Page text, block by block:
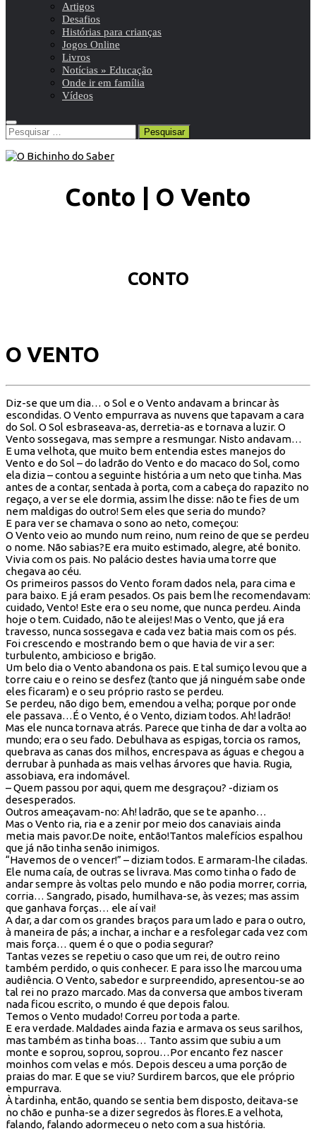
Artigos
Desafios
Histórias para crianças
Jogos Online
Livros
Notícias » Educação
Onde ir em família
Vídeos
Pesquisar
por:
Conto | O Vento
CONTO
O VENTO
Diz-se que um dia… o Sol e o Vento andavam a brincar às
escondidas. O Vento empurrava as nuvens que tapavam a cara
do Sol. O Sol esbraseava-as, derretia-as e tornava a luzir. O
Vento sossegava, mas sempre a resmungar. Nisto andavam…
E uma velhota, que muito bem entendia estes manejos do
Vento e do Sol – do ladrão do Vento e do macaco do Sol, como
ela dizia – contou a seguinte história a um neto que tinha. Mas
antes de a contar, sentada à porta, com a cabeça do rapazito no
regaço, a ver se ele dormia, assim lhe disse: não te fies de um
nem maldigas do outro! Sem eles que seria do mundo?
E para ver se chamava o sono ao neto, começou:
O Vento veio ao mundo num reino, num reino de que se perdeu
o nome. Não sabias?E era muito estimado, alegre, até bonito.
Vivia com os pais. No palácio destes havia uma torre que
chegava ao céu.
Os primeiros passos do Vento foram dados nela, para cima e
para baixo. E já eram pesados. Os pais bem lhe recomendavam:
cuidado, Vento! Este era o seu nome, que nunca perdeu. Ainda
hoje o tem. Cuidado, não te aleijes! Mas o Vento, que já era
travesso, nunca sossegava e cada vez batia mais com os pés.
Foi crescendo e mostrando bem o que havia de vir a ser:
turbulento, ambicioso e brigão.
Um belo dia o Vento abandona os pais. E tal sumiço levou que a
torre caiu e o reino se desfez (tanto que já ninguém sabe onde
eles ficaram) e o seu próprio rasto se perdeu.
Se perdeu, não digo bem, emendou a velha; porque por onde
ele passava…É o Vento, é o Vento, diziam todos. Ah! ladrão!
Mas ele nunca tornava atrás. Parece que tinha de dar a volta ao
mundo; era o seu fado. Debulhava as espigas, torcia os ramos,
quebrava as canas dos milhos, encrespava as águas e chegou a
derrubar à punhada as mais velhas árvores que havia. Rugia,
assobiava, era indomável.
– Quem passou por aqui, quem me desgraçou? -diziam os
desesperados.
Outros ameaçavam-no: Ah! ladrão, que se te apanho…
Mas o Vento ria, ria e a zenir por meio dos canaviais ainda
metia mais pavor.De noite, então!Tantos malefícios espalhou
que já não tinha senão inimigos.
“Havemos de o vencer!” – diziam todos. E armaram-lhe ciladas.
Ele numa caía, de outras se livrava. Mas como tinha o fado de
andar sempre às voltas pelo mundo e não podia morrer, corria,
corria… Sangrado, pisado, humilhava-se, às vezes; mas assim
que ganhava forças… ele aí vai!
A dar, a dar com os grandes braços para um lado e para o outro,
à maneira de pás; a inchar, a inchar e a resfolegar cada vez com
mais força… quem é o que o podia segurar?
Tantas vezes se repetiu o caso que um rei, de outro reino
também perdido, o quis conhecer. E para isso lhe marcou uma
audiência. O Vento, sabedor e surpreendido, apresentou-se ao
tal rei no prazo marcado. Mas da conversa que ambos tiveram
nada ficou escrito, o mundo é que depois falou.
Temos o Vento mudado! Correu por toda a parte.
E era verdade. Maldades ainda fazia e armava os seus sarilhos,
mas também as tinha boas… Tanto assim que subiu a um
monte e soprou, soprou, soprou…Por encanto fez nascer
moinhos com velas e mós. Depois desceu a uma porção de
praias do mar. E que se viu? Surdirem barcos, que ele próprio
empurrava.
À tardinha, então, quando se sentia bem disposto, deitava-se
no chão e punha-se a dizer segredos às flores.E a velhota,
falando, falando adormeceu o neto com a sua história.